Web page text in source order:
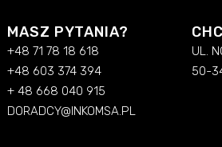
MASZ PYTANIA?
+48 71 78 18 618
+48 603 374 394
+ 48 668 040 915
DORADCY@INKOMSA.PL
UL.
50-